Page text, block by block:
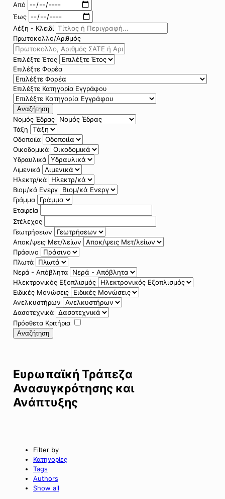
Από
Έως
Λέξη - Κλειδί
Πρωτοκολλο/Αριθμός
Επιλέξτε Έτος
Επιλέξτε Φορέα
Επιλέξτε Κατηγορία Εγγράφου
Αναζήτηση
Νομός Έδρας
Τάξη
Οδοποιία
Οικοδομικά
Υδραυλικά
Λιμενικά
Ηλεκτρ/κά
Βιομ/κά Ενεργ
Γράμμα
Εταιρεία
Στέλεχος
Γεωτρήσεων
Αποκ/ψεις Μετ/λείων
Πράσινο
Πλωτά
Νερά - Απόβλητα
Ηλεκτρονικός Εξοπλισμός
Ειδικές Μονώσεις
Ανελκυστήρων
Δασοτεχνικά
Πρόσθετα Κριτήρια
Αναζήτηση
Ευρωπαϊκή Τράπεζα
Ανασυγκρότησης και
Ανάπτυξης
Filter by
Κατηγορίες
Tags
Authors
Show all